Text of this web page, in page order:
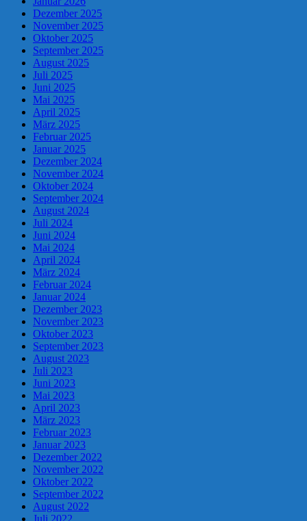
Dezember 2025
November 2025
Oktober 2025
September 2025
August 2025
Juli 2025
Juni 2025
Mai 2025
April 2025
März 2025
Februar 2025
Januar 2025
Dezember 2024
November 2024
Oktober 2024
September 2024
August 2024
Juli 2024
Juni 2024
Mai 2024
April 2024
März 2024
Februar 2024
Januar 2024
Dezember 2023
November 2023
Oktober 2023
September 2023
August 2023
Juli 2023
Juni 2023
Mai 2023
April 2023
März 2023
Februar 2023
Januar 2023
Dezember 2022
November 2022
Oktober 2022
September 2022
August 2022